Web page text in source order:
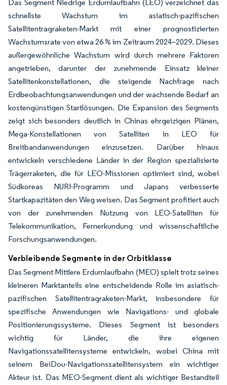
Das Segment Niedrige Erdumlaufbahn (LEO) verzeichnet das
schnellste Wachstum im asiatisch-pazifischen
Satellitentragraketen-Markt mit einer prognostizierten
Wachstumsrate von etwa 26 % im Zeitraum 2024–2029. Dieses
außergewöhnliche Wachstum wird durch mehrere Faktoren
angetrieben, darunter der zunehmende Einsatz kleiner
Satellitenkonstellationen, die steigende Nachfrage nach
Erdbeobachtungsanwendungen und der wachsende Bedarf an
kostengünstigen Startlösungen. Die Expansion des Segments
zeigt sich besonders deutlich in Chinas ehrgeizigen Plänen,
Mega-Konstellationen von Satelliten in LEO für
Breitbandanwendungen einzusetzen. Darüber hinaus
entwickeln verschiedene Länder in der Region spezialisierte
Trägerraketen, die für LEO-Missionen optimiert sind, wobei
Südkoreas NURI-Programm und Japans verbesserte
Startkapazitäten den Weg weisen. Das Segment profitiert auch
von der zunehmenden Nutzung von LEO-Satelliten für
Telekommunikation, Fernerkundung und wissenschaftliche
Forschungsanwendungen.
Verbleibende Segmente in der Orbitklasse
Das Segment Mittlere Erdumlaufbahn (MEO) spielt trotz seines
kleineren Marktanteils eine entscheidende Rolle im asiatisch-
pazifischen Satellitentragraketen-Markt, insbesondere für
spezifische Anwendungen wie Navigations- und globale
Positionierungssysteme. Dieses Segment ist besonders
wichtig für Länder, die ihre eigenen
Navigationssatellitensysteme entwickeln, wobei China mit
seinem BeiDou-Navigationssatellitensystem ein wichtiger
Akteur ist. Das MEO-Segment dient als wichtiger Bestandteil